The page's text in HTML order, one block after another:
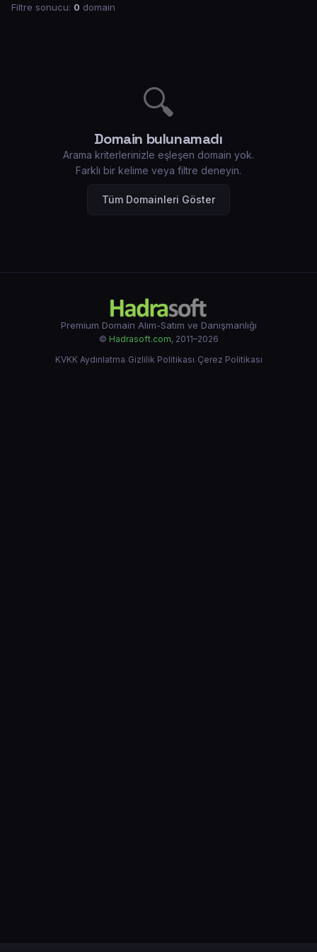
Filtre sonucu: 0 domain
🔍
Domain bulunamadı
Arama kriterlerinizle eşleşen domain yok.
Farklı bir kelime veya filtre deneyin.
Tüm Domainleri Göster
Premium Domain Alım-Satım ve Danışmanlığı
© Hadrasoft.com, 2011–2026
KVKK Aydınlatma·Gizlilik Politikası·Çerez Politikası